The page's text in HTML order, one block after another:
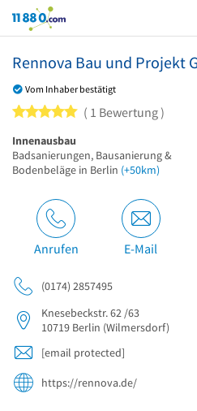
11880.com
Rennova Bau und Projekt
Vom Inhaber bestätigt
5 von 5 Sternen
1 Bewertung
Innenausbau
Badsanierungen, Bausanierung &
Bodenbeläge in Berlin (+50km)
Anrufen E-Mail
(0174) 2857495
Knesebeckstr. 62 /63
10719 Berlin (Wilmersdorf)
[email protected]
https://rennova.de/